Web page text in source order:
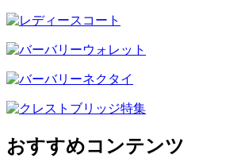
おすすめコンテンツ